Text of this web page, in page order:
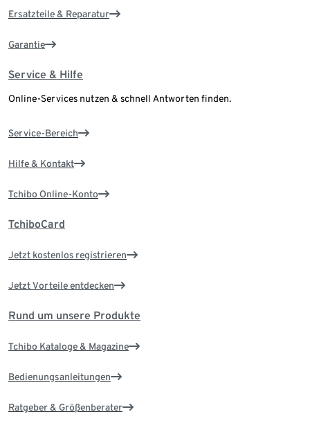
Ersatzteile & Reparatur
Garantie
Service & Hilfe
Online-Services nutzen & schnell Antworten finden.
Service-Bereich
Hilfe & Kontakt
Tchibo Online-Konto
TchiboCard
Jetzt kostenlos registrieren
Jetzt Vorteile entdecken
Rund um unsere Produkte
Tchibo Kataloge & Magazine
Bedienungsanleitungen
Ratgeber & Größenberater